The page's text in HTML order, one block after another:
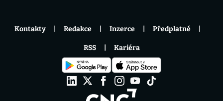
Kontakty Redakce Inzerce Předplatné
RSS Kariéra